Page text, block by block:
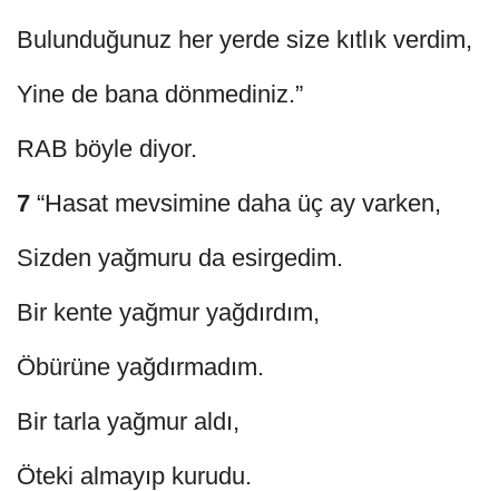
Bulunduğunuz her yerde size kıtlık verdim,
Yine de bana dönmediniz.”
RAB böyle diyor.
7 “Hasat mevsimine daha üç ay varken,
Sizden yağmuru da esirgedim.
Bir kente yağmur yağdırdım,
Öbürüne yağdırmadım.
Bir tarla yağmur aldı,
Öteki almayıp kurudu.